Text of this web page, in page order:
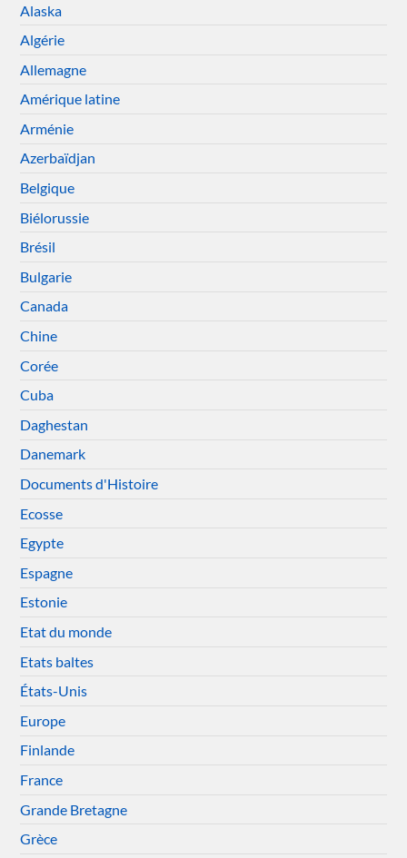
Alaska
Algérie
Allemagne
Amérique latine
Arménie
Azerbaïdjan
Belgique
Biélorussie
Brésil
Bulgarie
Canada
Chine
Corée
Cuba
Daghestan
Danemark
Documents d'Histoire
Ecosse
Egypte
Espagne
Estonie
Etat du monde
Etats baltes
États-Unis
Europe
Finlande
France
Grande Bretagne
Grèce